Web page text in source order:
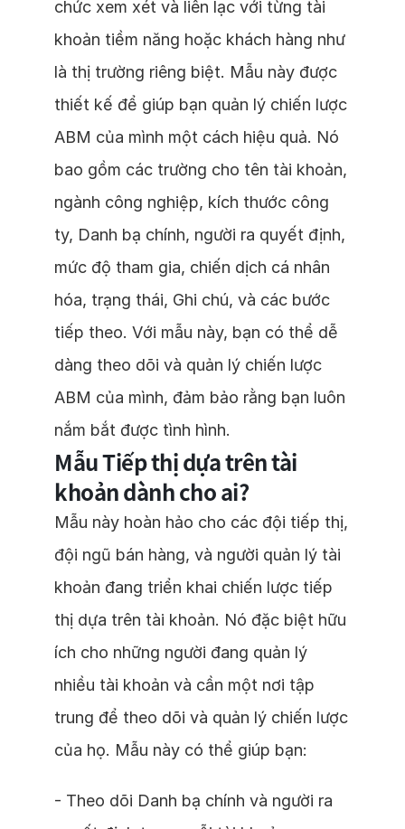
chức xem xét và liên lạc với từng tài
khoản tiềm năng hoặc khách hàng như
là thị trường riêng biệt. Mẫu này được
thiết kế để giúp bạn quản lý chiến lược
ABM của mình một cách hiệu quả. Nó
bao gồm các trường cho tên tài khoản,
ngành công nghiệp, kích thước công
ty, Danh bạ chính, người ra quyết định,
mức độ tham gia, chiến dịch cá nhân
hóa, trạng thái, Ghi chú, và các bước
tiếp theo. Với mẫu này, bạn có thể dễ
dàng theo dõi và quản lý chiến lược
ABM của mình, đảm bảo rằng bạn luôn
nắm bắt được tình hình.
Mẫu Tiếp thị dựa trên tài
khoản dành cho ai?
Mẫu này hoàn hảo cho các đội tiếp thị,
đội ngũ bán hàng, và người quản lý tài
khoản đang triển khai chiến lược tiếp
thị dựa trên tài khoản. Nó đặc biệt hữu
ích cho những người đang quản lý
nhiều tài khoản và cần một nơi tập
trung để theo dõi và quản lý chiến lược
của họ. Mẫu này có thể giúp bạn:
- Theo dõi Danh bạ chính và người ra